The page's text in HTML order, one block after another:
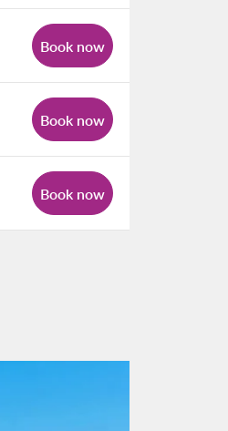
Book now
Book now
Book now